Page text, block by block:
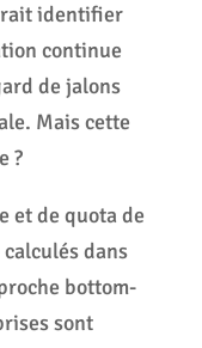
identifier
continue
de jalons
Mais cette
?
et de quota de
dans
bottom-
sont